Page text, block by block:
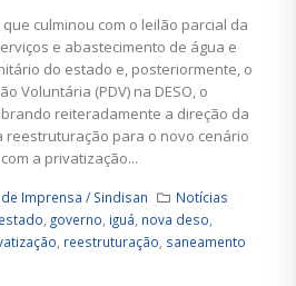
culminou com o leilão parcial da
e abastecimento de água e
do estado e, posteriormente, o
Voluntária (PDV) na DESO, o
reiteradamente a direção da
reestruturação para o novo cenário
a privatização...
Imprensa / Sindisan
Notícias
estado governo iguá nova deso
reestruturação saneamento